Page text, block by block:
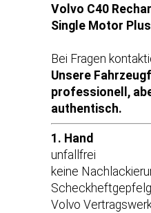
Volvo C40
Single Motor Plus
Bei Fragen
Unsere
professionell,
authentisch.
1. Hand
unfallfrei
keine
Volvo